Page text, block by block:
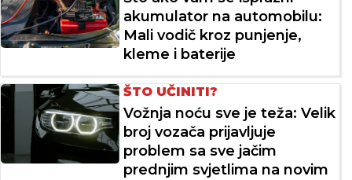
akumulator na automobilu:
Mali vodič kroz punjenje,
kleme i baterije
ŠTO UČINITI?
Vožnja noću sve je teža: Velik
broj vozača prijavljuje
problem sa sve jačim
prednjim svjetlima na novim